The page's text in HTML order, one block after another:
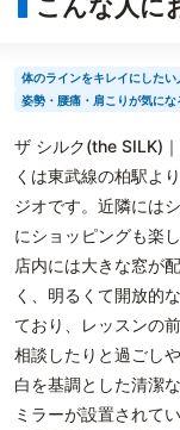
こんな人に
体のラインをキレイにしたい
姿勢・腰痛・肩こりが気にな
ザ シルク(the SILK)
くは東武線の柏駅よ
ジオです。近隣には
にショッピングも楽し
店内には大きな窓が
く、明るくて開放的
ており、レッスンの
相談したりと過ごし
白を基調とした清潔
ミラーが設置されて